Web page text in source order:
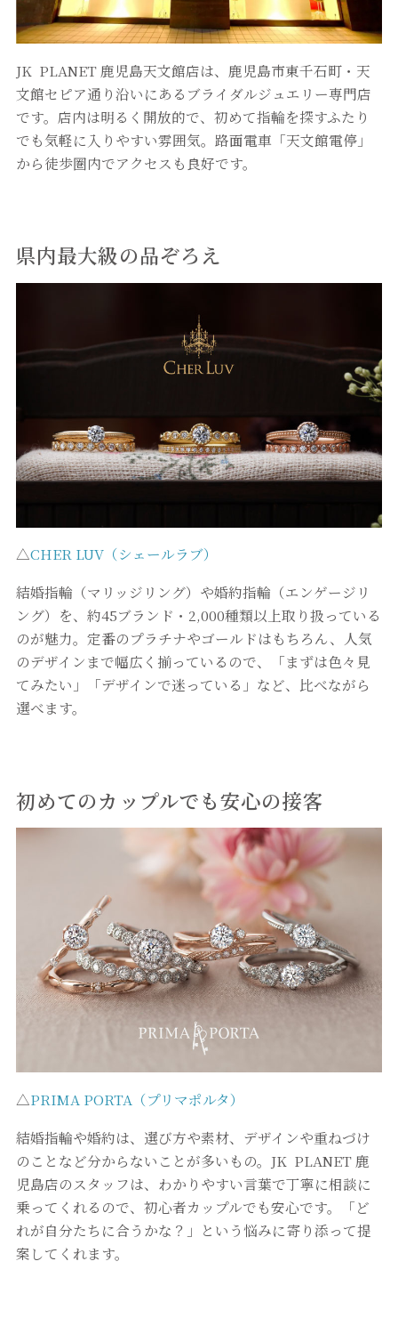
JK PLANET 鹿児島天文館店は、鹿児島市東千石町・天
文館セピア通り沿いにあるブライダルジュエリー専門店
です。店内は明るく開放的で、初めて指輪を探すふたり
でも気軽に入りやすい雰囲気。路面電車「天文館電停」
から徒歩圏内でアクセスも良好です。
県内最大級の品ぞろえ
△CHER LUV（シェールラブ）
結婚指輪（マリッジリング）や婚約指輪（エンゲージリ
ング）を、約45ブランド・2,000種類以上取り扱っている
のが魅力。定番のプラチナやゴールドはもちろん、人気
のデザインまで幅広く揃っているので、「まずは色々見
てみたい」「デザインで迷っている」など、比べながら
選べます。
初めてのカップルでも安心の接客
△PRIMA PORTA（プリマポルタ）
結婚指輪や婚約は、選び方や素材、デザインや重ねづけ
のことなど分からないことが多いもの。JK PLANET 鹿
児島店のスタッフは、わかりやすい言葉で丁寧に相談に
乗ってくれるので、初心者カップルでも安心です。「ど
れが自分たちに合うかな？」という悩みに寄り添って提
案してくれます。